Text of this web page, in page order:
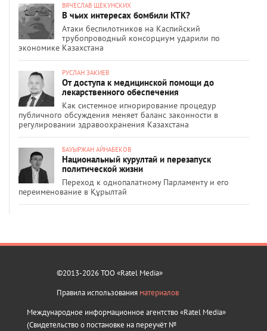
ВЯЧЕСЛАВ ЩЕКУНСКИХ
В чьих интересах бомбили КТК?
Атаки беспилотников на Каспийский
трубопроводный консорциум ударили по
экономике Казахстана
РУСЛАН ЗАКИЕВ
От доступа к медицинской помощи до
лекарственного обеспечения
Как системное игнорирование процедур
публичного обсуждения меняет баланс законности в
регулировании здравоохранения Казахстана
БАУЫРЖАН АЙНАБЕКОВ
Национальный курултай и перезапуск
политической жизни
Переход к однопалатному Парламенту и его
переименование в Құрылтай
©2013-2026 ТОО «Ratel Media»
Правила использования материалов
Международное информационное агентство «Ratel Media»
(Свидетельство о постановке на переучёт №